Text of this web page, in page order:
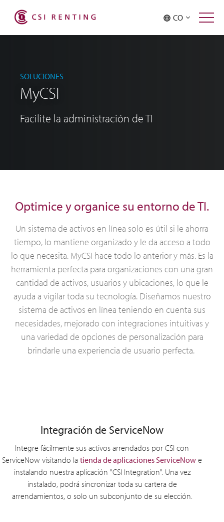
CO
SOLUCIONES
MyCSI
Facilite la administración de TI
Optimice y organice su entorno de TI.
Un sistema de activos en línea solo es útil si le ahorra
tiempo, lo mantiene organizado y le da acceso a todo
lo que necesita. MyCSI hace todo lo anterior y más. Es la
herramienta perfecta para organizaciones con una gran
cantidad de activos, usuarios y ubicaciones, lo que le
ayuda a vigilar toda su tecnología. Diseñamos nuestro
sistema de activos en línea teniendo en cuenta sus
necesidades, mejorado con integraciones intuitivas y
una variedad de opciones de personalización para
brindarle una experiencia de usuario perfecta.
Integración de ServiceNow
Integre fácilmente sus activos arrendados por CSI con
ServiceNow visitando la tienda de aplicaciones ServiceNow e
instalando nuestra aplicación "CSI Integration". Una vez
instalado, podrá sincronizar toda su cartera de
arrendamientos, o solo un subconjunto de su elección.